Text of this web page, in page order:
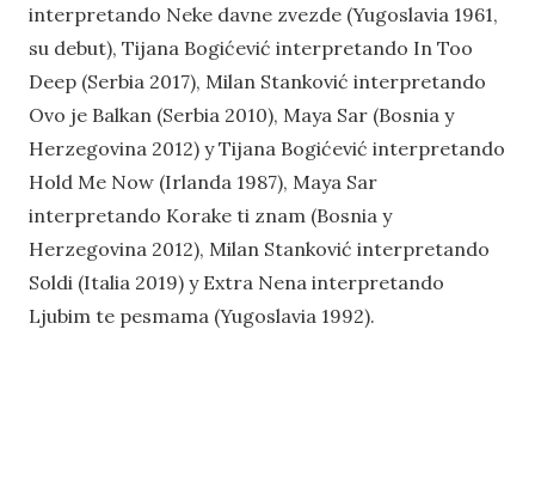
interpretando Neke davne zvezde (Yugoslavia 1961,
su debut), Tijana Bogićević interpretando In Too
Deep (Serbia 2017), Milan Stanković interpretando
Ovo je Balkan (Serbia 2010), Maya Sar (Bosnia y
Herzegovina 2012) y Tijana Bogićević interpretando
Hold Me Now (Irlanda 1987), Maya Sar
interpretando Korake ti znam (Bosnia y
Herzegovina 2012), Milan Stanković interpretando
Soldi (Italia 2019) y Extra Nena interpretando
Ljubim te pesmama (Yugoslavia 1992).